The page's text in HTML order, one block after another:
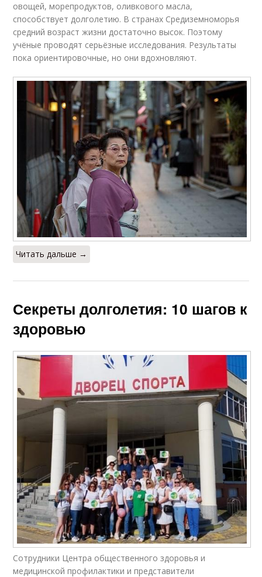
овощей, морепродуктов, оливкового масла,
способствует долголетию. В странах Средиземноморья
средний возраст жизни достаточно высок. Поэтому
учёные проводят серьёзные исследования. Результаты
пока ориентировочные, но они вдохновляют.
Читать дальше →
Секреты долголетия: 10 шагов к
здоровью
Сотрудники Центра общественного здоровья и
медицинской профилактики и представители